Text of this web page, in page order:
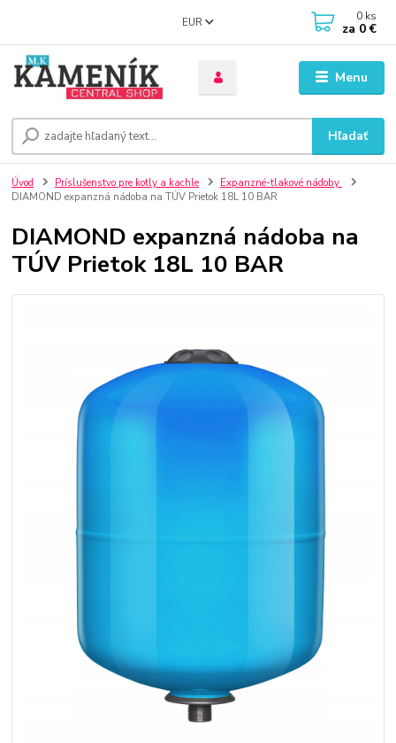
Menu
EUR
Hľadať
0 ks
za 0 €
Úvod Príslušenstvo pre kotly a kachle
Expanzné-tlakové nádoby
DIAMOND expanzná nádoba na TÚV Prietok 18L 10 BAR
DIAMOND expanzná nádoba na
TÚV Prietok 18L 10 BAR